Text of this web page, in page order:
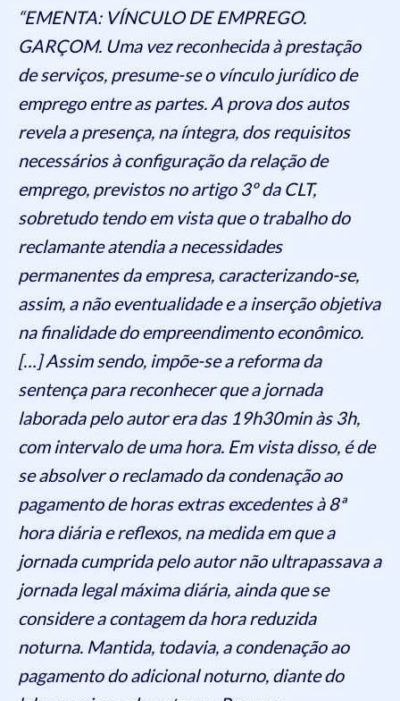
“EMENTA: VÍNCULO DE EMPREGO.
GARÇOM. Uma vez reconhecida à prestação
de serviços, presume-se o vínculo jurídico de
emprego entre as partes. A prova dos autos
revela a presença, na íntegra, dos requisitos
necessários à configuração da relação de
emprego, previstos no artigo 3º da CLT,
sobretudo tendo em vista que o trabalho do
reclamante atendia a necessidades
permanentes da empresa, caracterizando-se,
assim, a não eventualidade e a inserção objetiva
na finalidade do empreendimento econômico.
[…] Assim sendo, impõe-se a reforma da
sentença para reconhecer que a jornada
laborada pelo autor era das 19h30min às 3h,
com intervalo de uma hora. Em vista disso, é de
se absolver o reclamado da condenação ao
pagamento de horas extras excedentes à 8ª
hora diária e reflexos, na medida em que a
jornada cumprida pelo autor não ultrapassava a
jornada legal máxima diária, ainda que se
considere a contagem da hora reduzida
noturna. Mantida, todavia, a condenação ao
pagamento do adicional noturno, diante do